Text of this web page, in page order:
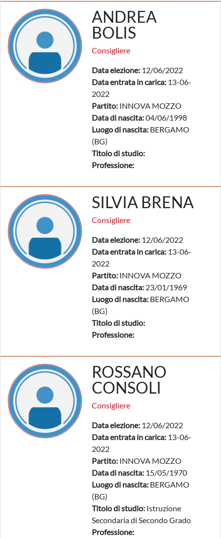
ANDREA
BOLIS
Consigliere
Data elezione: 12/06/2022
Data entrata in carica: 13-06-
2022
Partito: INNOVA MOZZO
Data di nascita:04/06/1998
Luogo di nascita: BERGAMO
(BG)
Titolo di studio:
Professione:
SILVIA BRENA
Consigliere
Data elezione: 12/06/2022
Data entrata in carica: 13-06-
2022
Partito: INNOVA MOZZO
Data di nascita: 23/01/1969
Luogo di nascita: BERGAMO
(BG)
Titolo di studio:
Professione:
ROSSANO
CONSOLI
Consigliere
Data elezione: 12/06/2022
Data entrata in carica: 13-06-
2022
Partito: INNOVA MOZZO
Data di nascita: 15/05/1970
Luogo di nascita: BERGAMO
(BG)
Titolo di studio: Istruzione
Secondaria di Secondo Grado
Professione: